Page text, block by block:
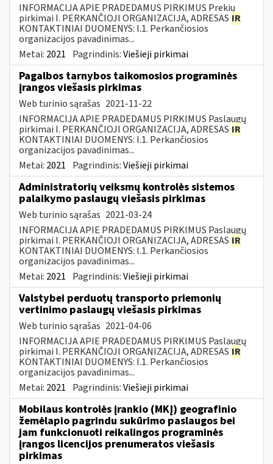
INFORMACIJA APIE PRADEDAMUS PIRKIMUS Prekių
pirkimai I. PERKANČIOJI ORGANIZACIJA, ADRESAS IR
KONTAKTINIAI DUOMENYS: I.1. Perkančiosios
organizacijos pavadinimas...
Metai: 2021 Pagrindinis:Viešieji pirkimai
Pagalbos tarnybos taikomosios programinės
įrangos viešasis pirkimas
Web turinio sąrašas 2021-11-22
INFORMACIJA APIE PRADEDAMUS PIRKIMUS Paslaugų
pirkimai I. PERKANČIOJI ORGANIZACIJA, ADRESAS IR
KONTAKTINIAI DUOMENYS: I.1. Perkančiosios
organizacijos pavadinimas...
Metai: 2021 Pagrindinis:Viešieji pirkimai
Administratorių veiksmų kontrolės sistemos
palaikymo paslaugų viešasis pirkimas
Web turinio sąrašas 2021-03-24
INFORMACIJA APIE PRADEDAMUS PIRKIMUS Paslaugų
pirkimai I. PERKANČIOJI ORGANIZACIJA, ADRESAS IR
KONTAKTINIAI DUOMENYS: I.1. Perkančiosios
organizacijos pavadinimas...
Metai: 2021 Pagrindinis:Viešieji pirkimai
Valstybei perduotų transporto priemonių
vertinimo paslaugų viešasis pirkimas
Web turinio sąrašas 2021-04-06
INFORMACIJA APIE PRADEDAMUS PIRKIMUS Paslaugų
pirkimai I. PERKANČIOJI ORGANIZACIJA, ADRESAS IR
KONTAKTINIAI DUOMENYS: I.1. Perkančiosios
organizacijos pavadinimas...
Metai: 2021 Pagrindinis:Viešieji pirkimai
Mobilaus kontrolės įrankio (MKĮ) geografinio
žemėlapio pagrindu sukūrimo paslaugos bei
jam funkcionuoti reikalingos programinės
įrangos licencijos prenumeratos viešasis
pirkimas